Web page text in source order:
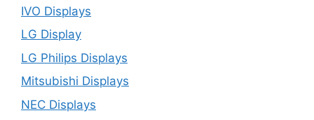
IVO Displays
LG Display
LG Philips Displays
Mitsubishi Displays
NEC Displays